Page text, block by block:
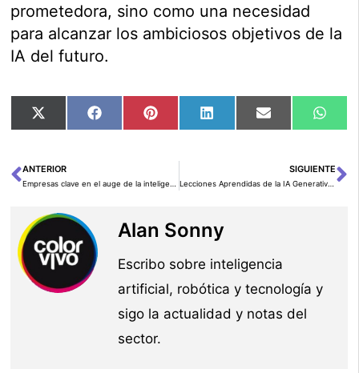
prometedora, sino como una necesidad
para alcanzar los ambiciosos objetivos de la
IA del futuro.
Compartir
en
X
(Twitter)
Compartir
en
FacebookCompartir
en
PinterestCompartir
en
LinkedInCompartir
en
Email
en
Ant
ANTERIOR SIGUIENTE
Alan Sonny
Escribo sobre inteligencia
artificial, robótica y tecnología y
sigo la actualidad y notas del
sector.